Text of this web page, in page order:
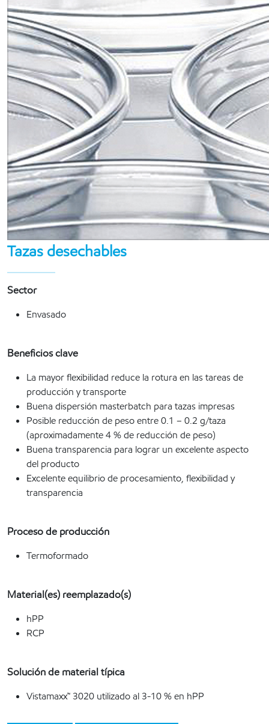
Tazas desechables
Sector
Envasado
Beneficios clave
La mayor flexibilidad reduce la rotura en las tareas de
producción y transporte
Buena dispersión masterbatch para tazas impresas
Posible reducción de peso entre 0.1 – 0.2 g/taza
(aproximadamente 4 % de reducción de peso)
Buena transparencia para lograr un excelente aspecto
del producto
Excelente equilibrio de procesamiento, flexibilidad y
transparencia
Proceso de producción
Termoformado
Material(es) reemplazado(s)
hPP
RCP
Solución de material típica
Vistamaxx™ 3020 utilizado al 3-10 % en hPP